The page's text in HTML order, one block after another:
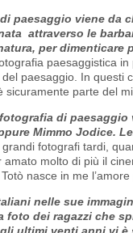
paesaggio viene da
attraverso le
per dimenticare
paesaggistica
paesaggio. In questi
sicuramente parte del
di
Mimmo Jodice.
fotografi tardi,
molto di più il
nasce in me
nelle sue
foto dei ragazzi che